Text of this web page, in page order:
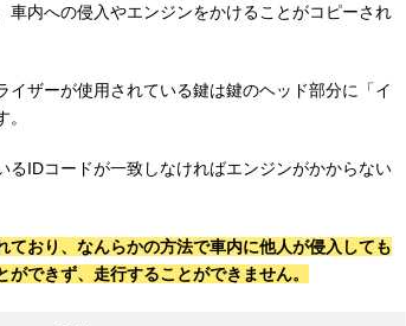
車内への侵入やエンジンをかけることがコピーされ
ザーが使用されている鍵は鍵のヘッド部分に「イ
IDコードが一致しなければエンジンがかからない
おり、なんらかの方法で車内に他人が侵入しても
できず、走行することができません。